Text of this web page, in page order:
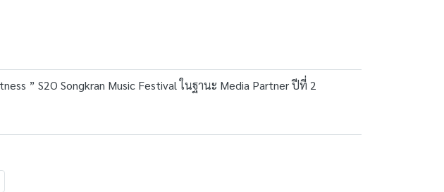
” S2O Songkran Music Festival ในฐานะ Media Partner ปีที่ 2